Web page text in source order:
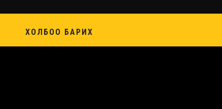
ХОЛБОО БАРИХ